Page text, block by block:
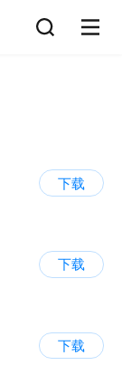
下载
下载
下载